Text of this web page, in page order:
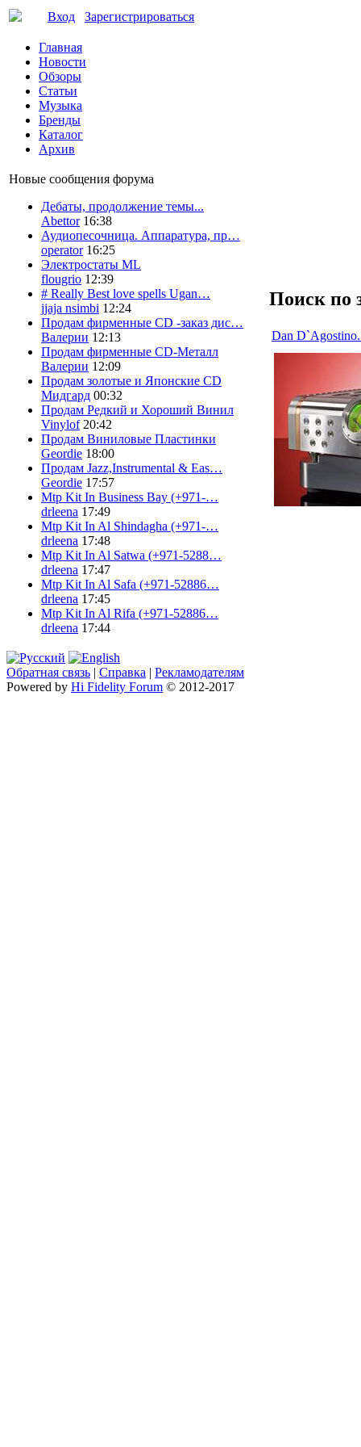
Вход Зарегистрироваться
Главная
Новости
Обзоры
Статьи
Музыка
Бренды
Каталог
Архив
Новые сообщения форума
Дебаты, продолжение темы...
Abettor 16:38
Аудиопесочница. Аппаратура, пр…
operator 16:25
Электростаты ML
flougrio 12:39
# Really Best love spells Ugan…
jjaja nsimbi 12:24
Продам фирменные CD -заказ дис…
Валерии 12:13
Продам фирменные CD-Металл
Валерии 12:09
Продам золотые и Японские CD
Мидгард 00:32
Продам Редкий и Хороший Винил
Vinylof 20:42
Продам Виниловые Пластинки
Geordie 18:00
Продам Jazz,Instrumental & Eas…
Geordie 17:57
Mtp Kit In Business Bay (+971-…
drleena 17:49
Mtp Kit In Al Shindagha (+971-…
drleena 17:48
Mtp Kit In Al Satwa (+971-5288…
drleena 17:47
Mtp Kit In Al Safa (+971-52886…
drleena 17:45
Mtp Kit In Al Rifa (+971-52886…
drleena 17:44
Поиск по
Dan
Обратная связь | Справка | Рекламодателям
Powered by Hi Fidelity Forum © 2012-2017